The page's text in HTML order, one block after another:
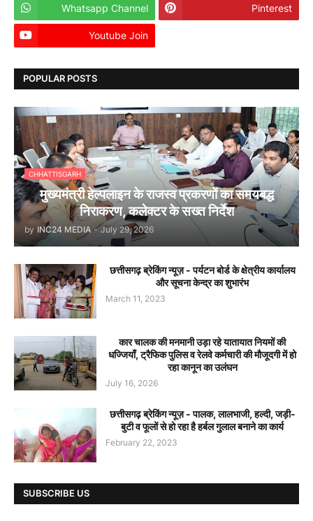
Whatsapp Channel Pinterest
Youtube Join
POPULAR POSTS
CHHATTISGARH
मुख्यमंत्री हेल्पलाइन के राजस्व प्रकरणों का समयबद्ध
निराकरण, कलेक्टर के सख्त निर्देश
by INC24 MEDIA - July 29, 2026
छत्तीसगढ़ ब्रेकिंग न्यूज़ - पर्यटन बोर्ड के क्षेत्रीय कार्यालय
और सूचना केन्द्र का शुभारंभ
March 11, 2023
कार चालक की मनमानी उड़ा रहे यातायात नियमों की
धज्जियाँ, ट्रैफिक पुलिस व रेलवे कर्मचारी की मौजूदगी में हो
रहा कानून का उलंघन
July 16, 2026
छत्तीसगढ़ ब्रेकिंग न्यूज़ - पालक, लालभाजी, हल्दी, जड़ी-
बुटी व फूलों से हो रहा है हर्बल गुलाल बनाने का कार्य
February 22, 2023
SUBSCRIBE US